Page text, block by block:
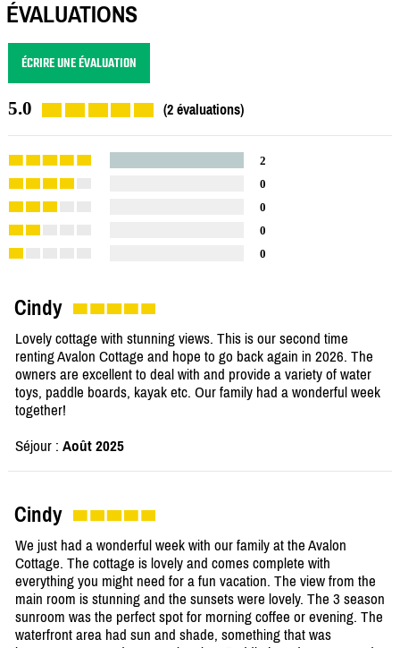
ÉVALUATIONS
ÉCRIRE UNE ÉVALUATION
5.0 (2 évaluations)
2
0
0
0
0
Cindy
Lovely cottage with stunning views. This is our second time
renting Avalon Cottage and hope to go back again in 2026. The
owners are excellent to deal with and provide a variety of water
toys, paddle boards, kayak etc. Our family had a wonderful week
together!
Séjour : Août 2025
Cindy
We just had a wonderful week with our family at the Avalon
Cottage. The cottage is lovely and comes complete with
everything you might need for a fun vacation. The view from the
main room is stunning and the sunsets were lovely. The 3 season
sunroom was the perfect spot for morning coffee or evening. The
waterfront area had sun and shade, something that was